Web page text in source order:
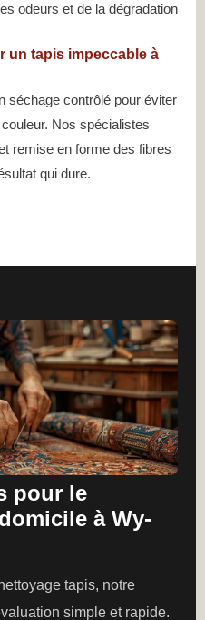
odeurs et de la dégradation
un tapis impeccable à
séchage contrôlé pour éviter
Nos spécialistes
remise en forme des fibres
qui dure.
pour le
à Wy-
tapis, notre
simple et rapide.